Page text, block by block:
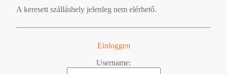
A keresett szálláshely jelenleg nem elérhető.
Einloggen
Username: